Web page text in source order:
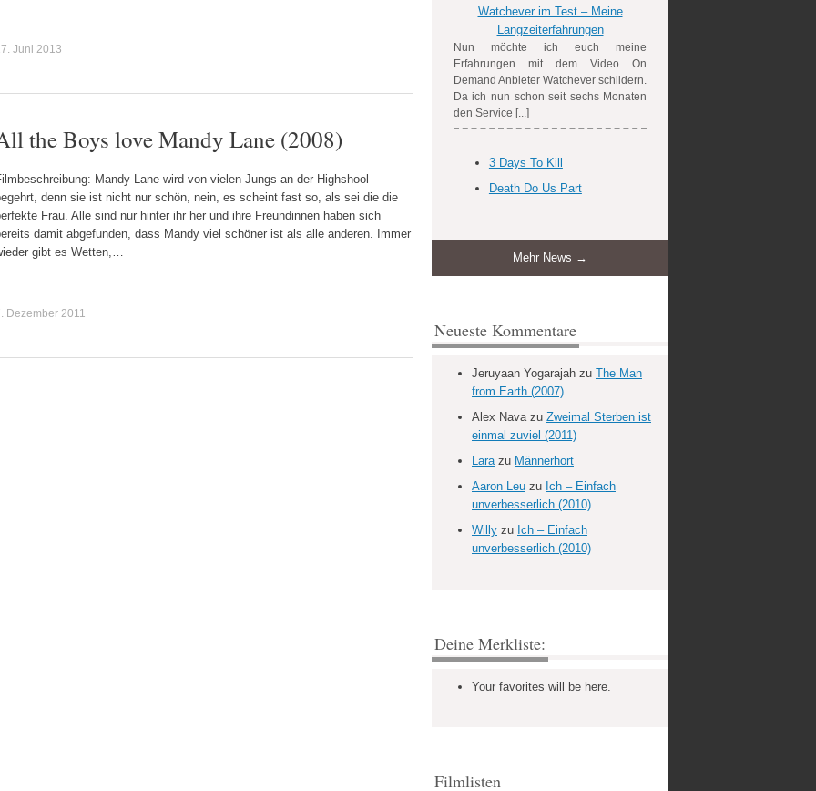
Juni 2013
the Boys love Mandy Lane (2008)
Mandy Lane wird von vielen Jungs an der Highshool
denn sie ist nicht nur schön, nein, es scheint fast so, als sei die die
Frau. Alle sind nur hinter ihr her und ihre Freundinnen haben sich
damit abgefunden, dass Mandy viel schöner ist als alle anderen. Immer
gibt es Wetten,…
Dezember 2011
Watchever im Test – Meine
Langzeiterfahrungen
Nun möchte ich euch meine
Erfahrungen mit dem Video On
Demand Anbieter Watchever schildern.
Da ich nun schon seit sechs Monaten
den Service [...]
3 Days To Kill
Death Do Us Part
Mehr News →
Neueste Kommentare
Jeruyaan Yogarajah zu The Man
from Earth (2007)
Alex Navazu Zweimal Sterben ist
einmal zuviel (2011)
Larazu Männerhort
Aaron Leu zu Ich – Einfach
unverbesserlich (2010)
Willy zu Ich – Einfach
unverbesserlich (2010)
Deine Merkliste:
Your favorites will be here.
Filmlisten